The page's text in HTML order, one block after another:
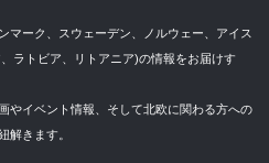
マーク、スウェーデン、ノルウェー、アイス
ラトビア、リトアニア)の情報をお届けす
やイベント情報、そして北欧に関わる方への
解きます。